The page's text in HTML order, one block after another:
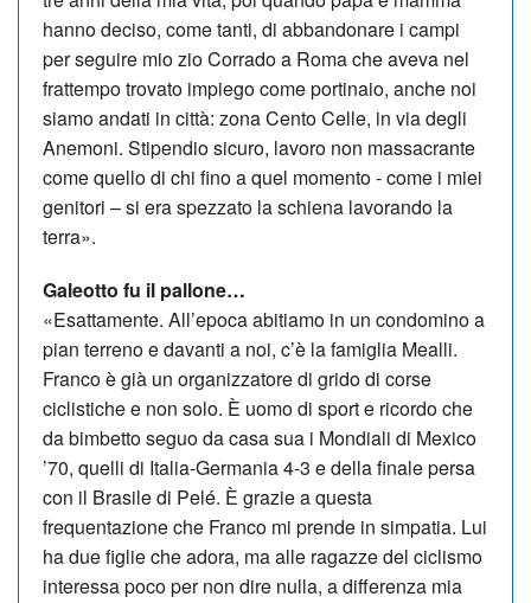
hanno deciso, come tanti, di abbandonare i campi
per seguire mio zio Corrado a Roma che aveva nel
frattempo trovato impiego come portinaio, anche noi
siamo andati in città: zona Cento Celle, in via degli
Anemoni. Stipendio sicuro, lavoro non massacrante
come quello di chi fino a quel momento - come i miei
genitori – si era spezzato la schiena lavorando la
terra».
Galeotto fu il pallone…
«Esattamente. All’epoca abitiamo in un condomino a
pian terreno e davanti a noi, c’è la famiglia Mealli.
Franco è già un organizzatore di grido di corse
ciclistiche e non solo. È uomo di sport e ricordo che
da bimbetto seguo da casa sua i Mondiali di Mexico
’70, quelli di Italia-Germania 4-3 e della finale persa
con il Brasile di Pelé. È grazie a questa
frequentazione che Franco mi prende in simpatia. Lui
ha due figlie che adora, ma alle ragazze del ciclismo
interessa poco per non dire nulla, a differenza mia